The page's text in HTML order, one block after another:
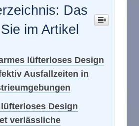
Das
im Artikel
lüfterloses Design
Ausfallzeiten in
Design
verlässliche